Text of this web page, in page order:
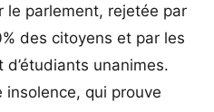
le parlement, rejetée par
des citoyens et par les
unanimes.
qui prouve